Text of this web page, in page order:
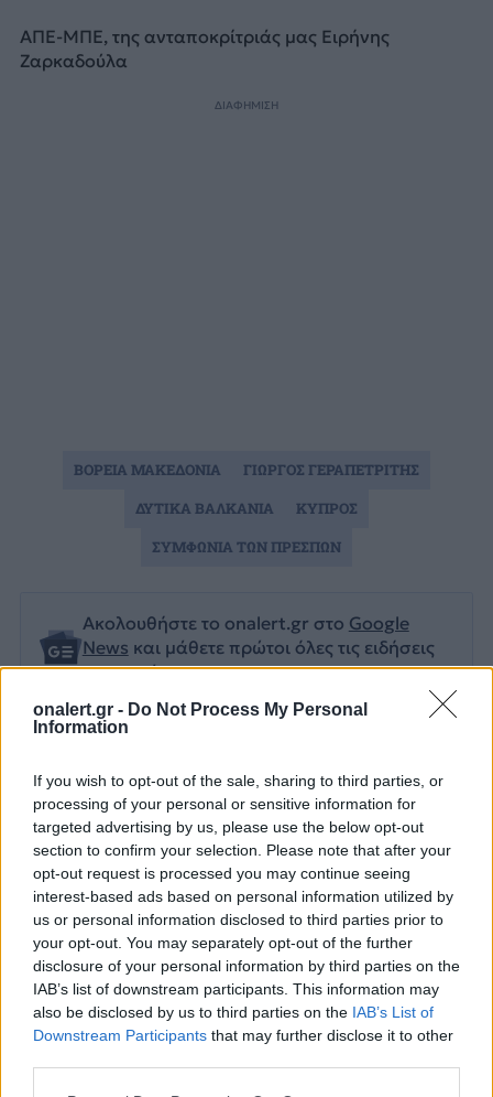
onalert.gr - Do Not Process My Personal
Information
If you wish to opt-out of the sale, sharing to third parties, or
processing of your personal or sensitive information for
targeted advertising by us, please use the below opt-out
section to confirm your selection. Please note that after your
opt-out request is processed you may continue seeing
interest-based ads based on personal information utilized by
us or personal information disclosed to third parties prior to
your opt-out. You may separately opt-out of the further
disclosure of your personal information by third parties on the
IAB’s list of downstream participants. This information may
also be disclosed by us to third parties on the IAB’s List of
Downstream Participants that may further disclose it to other
Διάβασε επίσης
Εικονική αερομαχία με
οπλισμένα τουρκικά F-16
στο Αιγαίο – 10
Τραμπ: «Είμαι
δουλειά που
ΑΠΕ-ΜΠΕ, της ανταποκρίτριάς μας Ειρήνης
Ζαρκαδούλα
ΔΙΑΦΗΜΙΣΗ
Ακολουθήστε το onalert.gr στο Google
News και μάθετε πρώτοι όλες τις ειδήσεις
για την άμυνα.
ΒΟΡΕΙΑ ΜΑΚΕΔΟΝΙΑ
ΓΙΩΡΓΟΣ ΓΕΡΑΠΕΤΡΙΤΗΣ
ΔΥΤΙΚΑ ΒΑΛΚΑΝΙΑ
ΚΥΠΡΟΣ
ΣΥΜΦΩΝΙΑ ΤΩΝ ΠΡΕΣΠΩΝ